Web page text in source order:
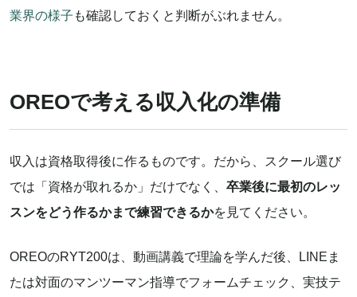
業界の様子 も確認しておくと判断がぶれません。
OREOで考える収入化の準備
収入は資格取得後に作るものです。だから、スクール選び
では「資格が取れるか」だけでなく、 卒業後に最初のレッ
スンをどう作るかまで練習できるかを見てください。
OREOのRYT200は、動画講義で理論を学んだ後、LINEま
たは対面のマンツーマン指導でフォームチェック、実技テ